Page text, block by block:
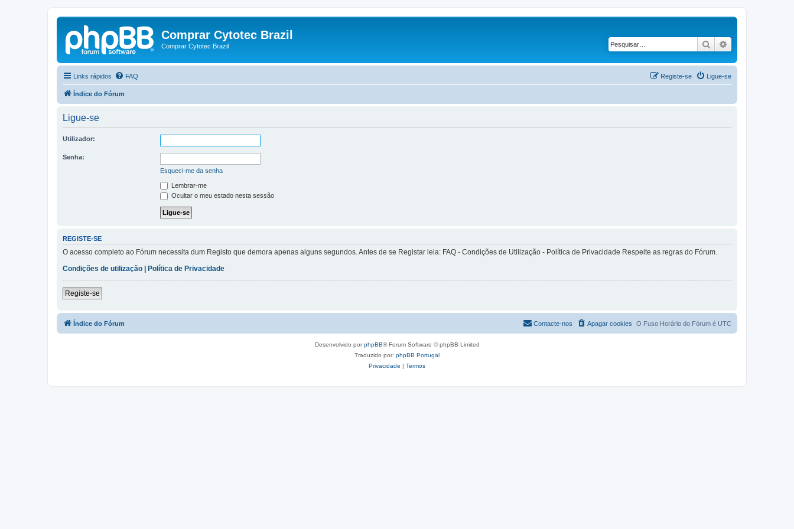
Comprar Cytotec Brazil
Comprar Cytotec Brazil Pesquisar
Links rápidos FAQ Ligue-se
Registe-se
Índice do Fórum
Ligue-se
Utilizador:
Senha:
Esqueci-me da senha
Lembrar-me
Ocultar o meu estado nesta sessão
REGISTE-SE
O acesso completo ao Fórum necessita dum Registo que demora apenas alguns segundos. Antes de se Registar leia: FAQ - Condições de Utilização - Política de Privacidade Respeite as regras do Fórum.
Condições de utilização
Política de Privacidade
Registe-se
Índice do Fórum O Fuso Horário do Fórum é UTC
Apagar cookies
Contacte-nos
Desenvolvido porphpBB® Forum Software © phpBB Limited
Traduzido por: phpBB Portugal
Privacidade | Termos